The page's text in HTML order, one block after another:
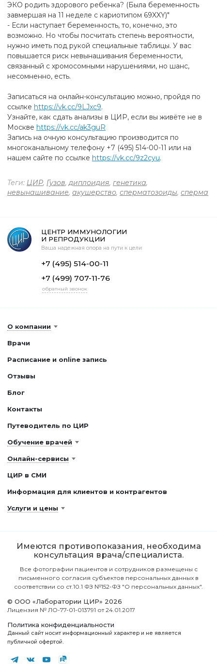
ЭКО родить здорового ребенка? (Была беременность
завмершая на 11 неделе с кариотипом 69XXY)"
- Если наступает беременность, то, конечно, это
возможно. Но чтобы посчитать степень вероятности,
нужно иметь под рукой специальные таблицы. У вас
повышается риск невынашивания беременности,
связанный с хромосомными нарушениями, но шанс,
несомненно, есть.
Записаться на онлайн-консультацию можно, пройдя по
ссылке https://vk.cc/9LJxc9.
Узнайте, как сдать анализы в ЦИР, если вы живёте не в
Москве https://vk.cc/ak3guR
Запись на очную консультацию производится по
многоканальному телефону +7 (495) 514-00-11 или на
нашем сайте по ссылке https://vk.cc/9z2cyu.
Теги: ЦИР, Гузов,диплоидия, генетика,
невынашивание, акушерство, сперматозоиды, сперма
ЦЕНТР ИММУНОЛОГИИ
И РЕПРОДУКЦИИ
Ваша надежная опора на пути к цели
+7 (495) 514-00-11
+7 (499) 707-11-76
обратный звонок
О компании
Врачи
Расписание и online запись
Отзывы
Блог
Контакты
Путеводитель по ЦИР
Обучение врачей
Онлайн-сервисы
ЦИР в СМИ
Информация для клиентов и контрагентов
Услуги и цены
Имеются противопоказания, необходима
консультация врача/специалиста.
Все фотографии пациентов и сотрудников размещены с
письменного согласия субъектов персональных данных в
соответствии со ст.10.1 ФЗ №152-ФЗ "О персональных данных".
© ООО «Лаборатории ЦИР» 2026
Лицензия № ЛО-77-01-013791 от 24.01.2017
Политика конфиденциальности
Данный сайт носит информационный характер и не является
публичной офертой.